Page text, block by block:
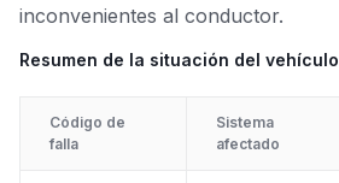
inconvenientes al conductor.
Resumen de la situación del vehículo
Código de
falla
Sistema
afectado